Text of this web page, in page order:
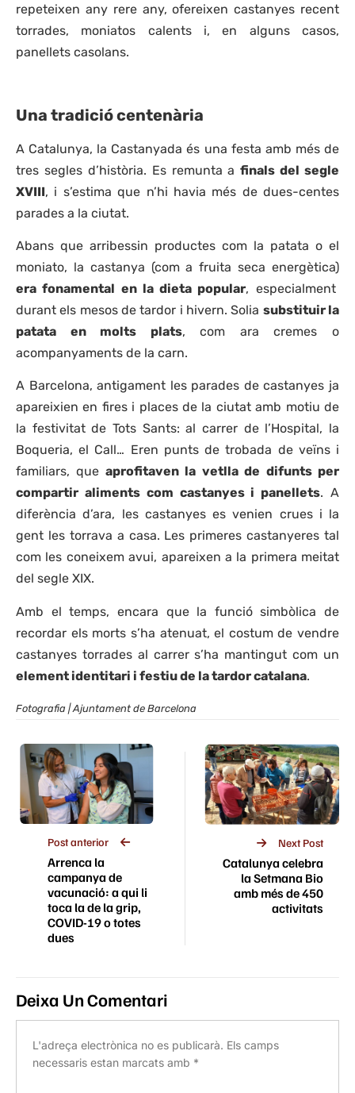
repeteixen any rere any, ofereixen castanyes recent
torrades, moniatos calents i, en alguns casos,
panellets casolans.
Una tradició centenària
A Catalunya, la Castanyada és una festa amb més de
tres segles d’història. Es remunta afinals del segle
XVIII, i s’estima que n’hi havia més de dues-centes
parades a la ciutat.
Abans que arribessin productes com la patata o el
moniato, la castanya (com a fruita seca energètica)
era fonamental en la dieta popular, especialment
durant els mesos de tardor i hivern. Solia substituir la
patata en molts plats, com ara cremes o
acompanyaments de la carn.
A Barcelona, antigament les parades de castanyes ja
apareixien en fires i places de la ciutat amb motiu de
la festivitat de Tots Sants: al carrer de l’Hospital, la
Boqueria, el Call… Eren punts de trobada de veïns i
familiars, que aprofitaven la vetlla de difunts per
compartir aliments com castanyes i panellets. A
diferència d’ara, les castanyes es venien crues i la
gent les torrava a casa. Les primeres castanyeres tal
com les coneixem avui, apareixen a la primera meitat
del segle XIX.
Amb el temps, encara que la funció simbòlica de
recordar els morts s’ha atenuat, el costum de vendre
castanyes torrades al carrer s’ha mantingut com un
element identitari i festiu de la tardor catalana.
Fotografia | Ajuntament de Barcelona
Post anterior
Arrenca la
campanya de
vacunació: a qui li
toca la de la grip,
COVID-19 o totes
dues
Next Post
Catalunya celebra
la Setmana Bio
amb més de 450
activitats
Deixa Un Comentari
L'adreça electrònica no es publicarà. Els camps
necessaris estan marcats amb *